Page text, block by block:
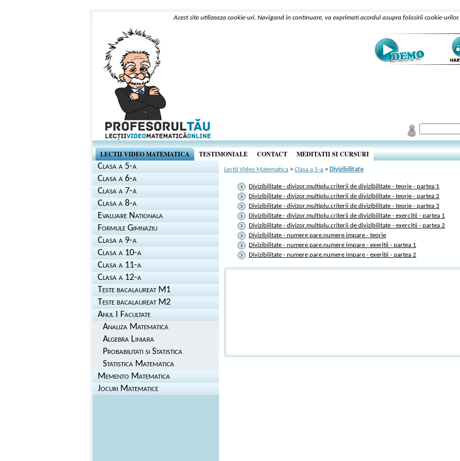
Acest site utilizeaza cookie-uri. Navigand in continuare, va exprimati acordul asupra folosirii cookie-
LECTII VIDEO MATEMATICA TESTIMONIALE CONTACT MEDITATII SI CURSURI
Clasa a 5-a
Clasa a 6-a
Clasa a 7-a
Clasa a 8-a
Evaluare Nationala
Formule Gimnaziu
Clasa a 9-a
Clasa a 10-a
Clasa a 11-a
Clasa a 12-a
Teste bacalaureat M1
Teste bacalaureat M2
Anul I Facultate
Analiza Matematica
Algebra Liniara
Probabilitati si Statistica
Statistica Matematica
Memento Matematica
Jocuri Matematice
Lectii Video Matematica > Clasa a 5-a > Divizibilitate
Divizibilitate - divizor.multiplu.criterii de divizibilitate - teorie - partea 1
Divizibilitate - divizor.multiplu.criterii de divizibilitate - teorie - partea 2
Divizibilitate - divizor.multiplu.criterii de divizibilitate - teorie - partea 3
Divizibilitate - divizor.multiplu.criterii de divizibilitate - exercitii - partea 1
Divizibilitate - divizor.multiplu.criterii de divizibilitate - exercitii - partea 2
Divizibilitate - numere pare.numere impare - teorie
Divizibilitate - numere pare.numere impare - exeritii - partea 1
Divizibilitate - numere pare.numere impare - exeritii - partea 2